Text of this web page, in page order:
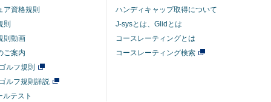
ア資格規則
則
則動画
ご案内
ルフ規則
ルフ規則詳説
ルテスト
ハンディキャップ取得について
J-sysとは、Glidとは
コースレーティングとは
コースレーティング検索